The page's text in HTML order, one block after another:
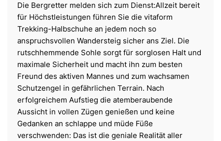
Die Bergretter melden sich zum Dienst:Allzeit bereit
für Höchstleistungen führen Sie die vitaform
Trekking-Halbschuhe an jedem noch so
anspruchsvollen Wandersteig sicher ans Ziel. Die
rutschhemmende Sohle sorgt für sorglosen Halt und
maximale Sicherheit und macht ihn zum besten
Freund des aktiven Mannes und zum wachsamen
Schutzengel in gefährlichen Terrain. Nach
erfolgreichem Aufstieg die atemberaubende
Aussicht in vollen Zügen genießen und keine
Gedanken an schlappe und müde Füße
verschwenden: Das ist die geniale Realität aller